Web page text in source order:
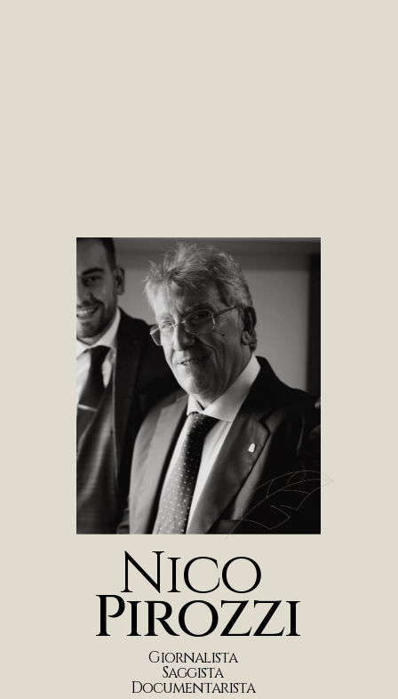
Nico
Giornalista
Saggista
Documentarista
Pirozzi